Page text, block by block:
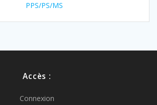
PPS/PS/MS
Accès :
Connexion